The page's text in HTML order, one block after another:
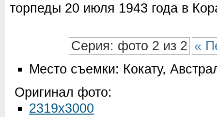
торпеды 20 июля 1943 года в
Серия: фото 2 из 2 «
Место съемки: Кокату,
Оригинал фото:
2319x3000